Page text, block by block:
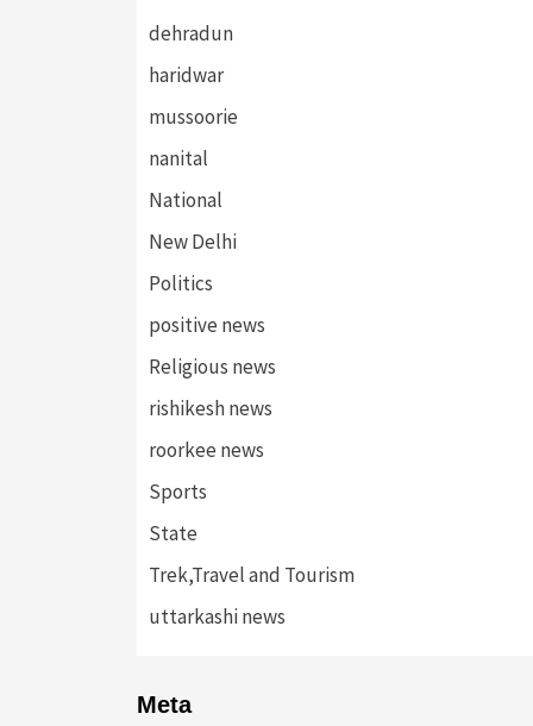
dehradun
haridwar
mussoorie
nanital
National
New Delhi
Politics
positive news
Religious news
rishikesh news
roorkee news
Sports
State
Trek,Travel and Tourism
uttarkashi news
Meta